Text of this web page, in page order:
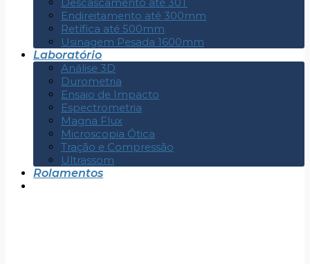
Endireitamento até 300mm
Retífica até 500mm
Usinagem Pesada 1600mm
Laboratório
Análise 3D
Durometria
Ensaio de Impacto
Espectrometria
Magna Flux
Microscopia Ótica
Tração e Compressão
Ultrassom
Rolamentos